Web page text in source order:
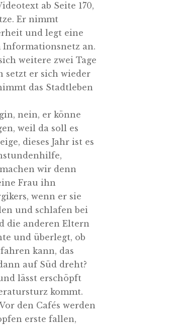
ab Seite 170,
Er nimmt
und legt eine
an.
weitere zwei Tage
setzt er sich wieder
das Stadtleben
nein, er könne
weil da soll es
dieses Jahr ist es
wir denn
Frau ihn
wenn er sie
und schlafen bei
die anderen Eltern
und überlegt, ob
kann, das
auf Süd dreht?
lässt erschöpft
kommt.
den Cafés werden
erste fallen,